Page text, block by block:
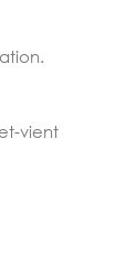
vient